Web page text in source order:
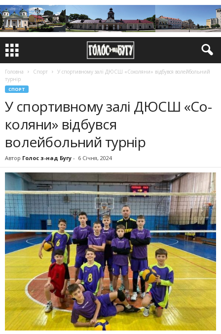
Головна Спорт
У спортивному залі ДЮСШ «Со­коляни» відбувся волейбольний
турнір
СПОРТ
У спортивному залі ДЮСШ «Со­
коляни» відбувся
волейбольний турнір
Автор Голос з-над Бугу - 6 Січня, 2024